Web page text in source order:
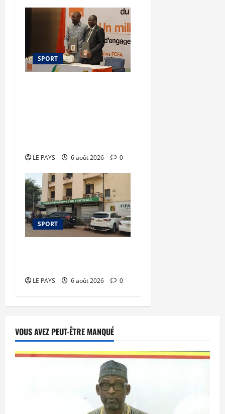
SPORT
LE PAYS 6 août 2026 0
SPORT
LE PAYS 6 août 2026 0
VOUS AVEZ PEUT-ÊTRE MANQUÉ